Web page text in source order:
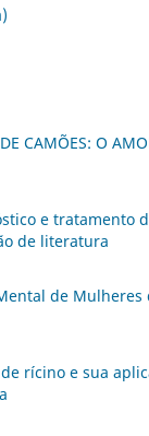
CAMÕES: O
e tratamento
de literatura
de Mulheres
rícino e sua